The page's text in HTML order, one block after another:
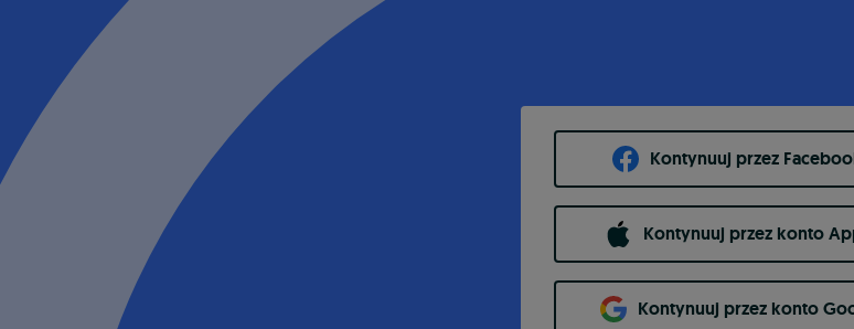
Kontynuuj przez
Kontynuuj przez konto
Kontynuuj przez konto